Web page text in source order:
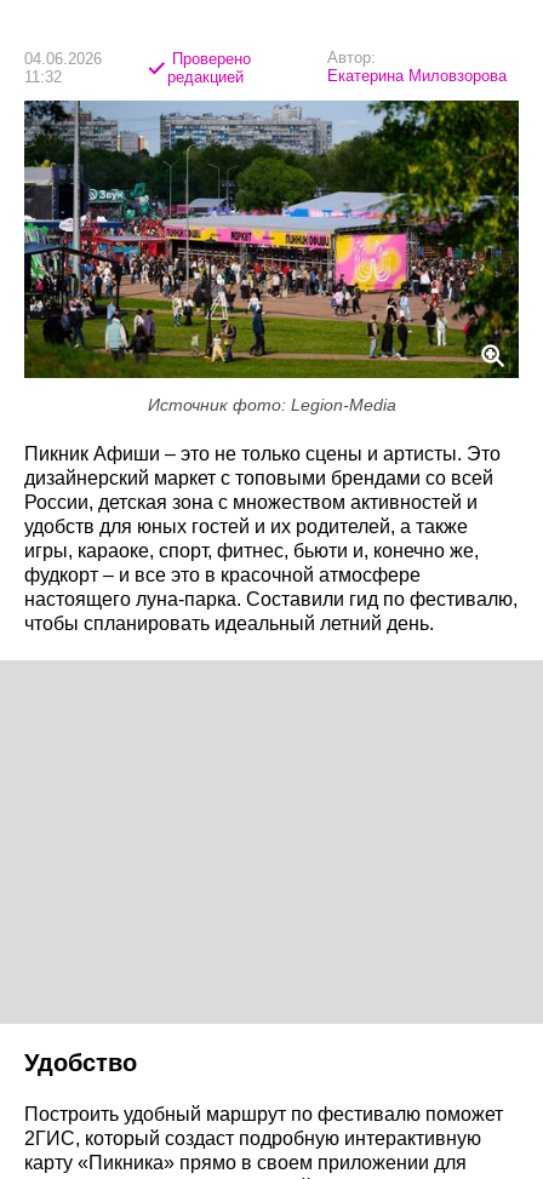
04.06.2026
11:32
Проверено
редакцией
Автор:
Екатерина Миловзорова
Источник фото: Legion-Media
Пикник Афиши – это не только сцены и артисты. Это
дизайнерский маркет с топовыми брендами со всей
России, детская зона с множеством активностей и
удобств для юных гостей и их родителей, а также
игры, караоке, спорт, фитнес, бьюти и, конечно же,
фудкорт – и все это в красочной атмосфере
настоящего луна-парка. Составили гид по фестивалю,
чтобы спланировать идеальный летний день.
Удобство
Построить удобный маршрут по фестивалю поможет
2ГИС, который создаст подробную интерактивную
карту «Пикника» прямо в своем приложении для